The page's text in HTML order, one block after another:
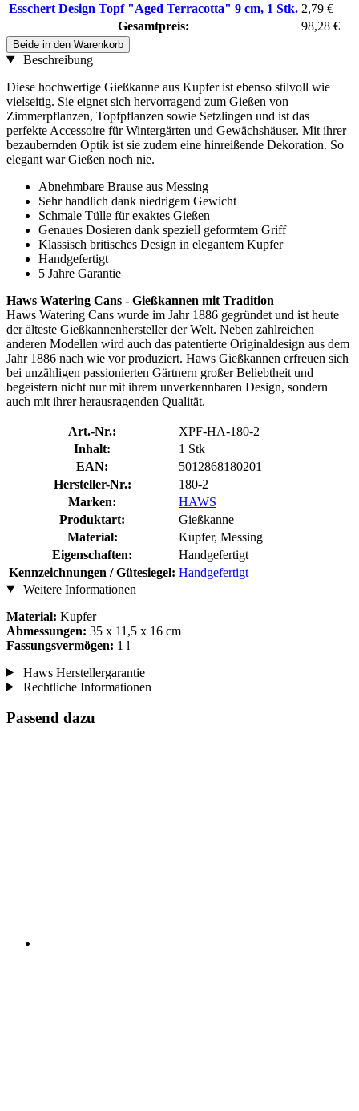
Esschert Design Topf "Aged Terracotta" 9 cm, 1 Stk. 2,79 €
Gesamtpreis:
98,28 €
Beide in den Warenkorb
Beschreibung
Diese hochwertige Gießkanne aus Kupfer ist ebenso stilvoll wie
vielseitig. Sie eignet sich hervorragend zum Gießen von
Zimmerpflanzen, Topfpflanzen sowie Setzlingen und ist das
perfekte Accessoire für Wintergärten und Gewächshäuser. Mit ihrer
bezaubernden Optik ist sie zudem eine hinreißende Dekoration. So
elegant war Gießen noch nie.
Abnehmbare Brause aus Messing
Sehr handlich dank niedrigem Gewicht
Schmale Tülle für exaktes Gießen
Genaues Dosieren dank speziell geformtem Griff
Klassisch britisches Design in elegantem Kupfer
Handgefertigt
5 Jahre Garantie
Haws Watering Cans - Gießkannen mit Tradition
Haws Watering Cans wurde im Jahr 1886 gegründet und ist heute
der älteste Gießkannenhersteller der Welt. Neben zahlreichen
anderen Modellen wird auch das patentierte Originaldesign aus dem
Jahr 1886 nach wie vor produziert. Haws Gießkannen erfreuen sich
bei unzähligen passionierten Gärtnern großer Beliebtheit und
begeistern nicht nur mit ihrem unverkennbaren Design, sondern
auch mit ihrer herausragenden Qualität.
Art.-Nr.:
XPF-HA-180-2
Inhalt:
1 Stk
EAN:
5012868180201
Hersteller-Nr.:
180-2
Marken:
HAWS
Produktart:
Gießkanne
Material:
Kupfer, Messing
Eigenschaften:
Handgefertigt
Kennzeichnungen / Gütesiegel: Handgefertigt
Weitere Informationen
Material: Kupfer
Abmessungen: 35 x 11,5 x 16 cm
Fassungsvermögen: 1 l
Haws Herstellergarantie
Rechtliche Informationen
Passend dazu